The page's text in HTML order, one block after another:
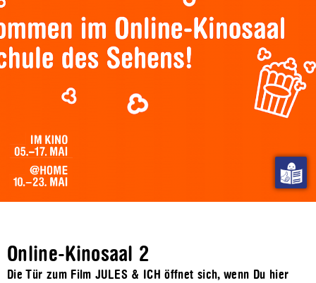
Online-Kinosaal 2
Die Tür zum Film JULES & ICH öffnet sich, wenn Du hier